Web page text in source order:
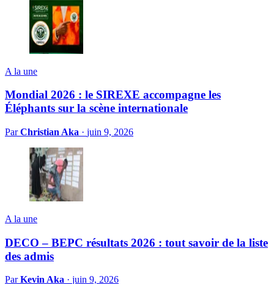
A la une
Mondial 2026 : le SIREXE accompagne les
Éléphants sur la scène internationale
ParChristian Aka · juin 9, 2026
A la une
DECO – BEPC résultats 2026 : tout savoir de la liste
des admis
ParKevin Aka · juin 9, 2026